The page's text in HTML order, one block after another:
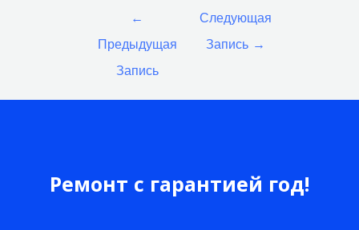
←
Предыдущая
Запись
Следующая
Запись →
Ремонт с гарантией год!